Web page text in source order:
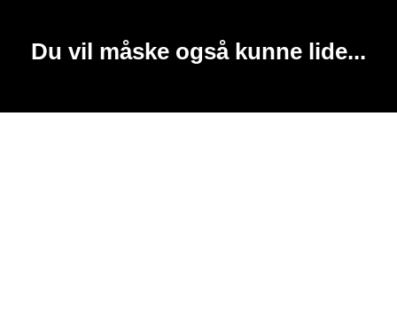
Du vil måske også kunne lide...